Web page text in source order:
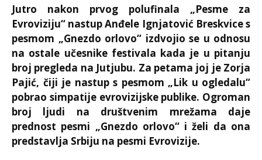
Jutro nakon prvog polufinala „Pesme za
Evroviziju“ nastup Anđele Ignjatović Breskvice s
pesmom „Gnezdo orlovo“ izdvojio se u odnosu
na ostale učesnike festivala kada je u pitanju
broj pregleda na Jutjubu. Za petama joj je Zorja
Pajić, čiji je nastup s pesmom „Lik u ogledalu“
pobrao simpatije evrovizijske publike. Ogroman
broj ljudi na društvenim mrežama daje
prednost pesmi „Gnezdo orlovo“ i želi da ona
predstavlja Srbiju na pesmi Evrovizije.